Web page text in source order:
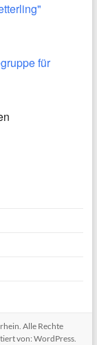
für
. Alle Rechte
von:WordPress.